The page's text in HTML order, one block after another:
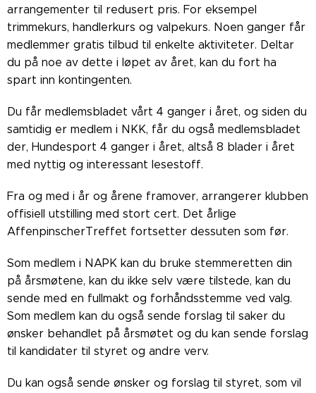
arrangementer til redusert pris. For eksempel
trimmekurs, handlerkurs og valpekurs. Noen ganger får
medlemmer gratis tilbud til enkelte aktiviteter. Deltar
du på noe av dette i løpet av året, kan du fort ha
spart inn kontingenten.
Du får medlemsbladet vårt 4 ganger i året, og siden du
samtidig er medlem i NKK, får du også medlemsbladet
der, Hundesport 4 ganger i året, altså 8 blader i året
med nyttig og interessant lesestoff.
Fra og med i år og årene framover, arrangerer klubben
offisiell utstilling med stort cert. Det årlige
AffenpinscherTreffet fortsetter dessuten som før.
Som medlem i NAPK kan du bruke stemmeretten din
på årsmøtene, kan du ikke selv være tilstede, kan du
sende med en fullmakt og forhåndsstemme ved valg.
Som medlem kan du også sende forslag til saker du
ønsker behandlet på årsmøtet og du kan sende forslag
til kandidater til styret og andre verv.
Du kan også sende ønsker og forslag til styret, som vil